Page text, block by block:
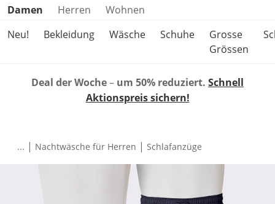
Produktkategorien überspringen
Damen Herren
Wohnen
Neu!
Bekleidung Wäsche Schuhe
Grosse
Grössen
Deal der Woche– um 50% reduziert. Schnell
Aktionspreis sichern!
... | Nachtwäsche für Herren | Schlafanzüge